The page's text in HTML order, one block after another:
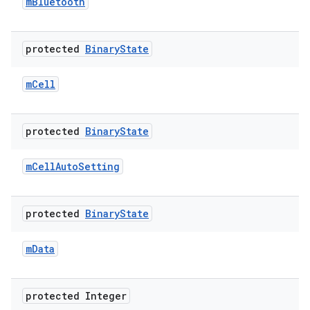
protected BinaryState
mCell
protected BinaryState
mCellAutoSetting
protected BinaryState
mData
protected Integer